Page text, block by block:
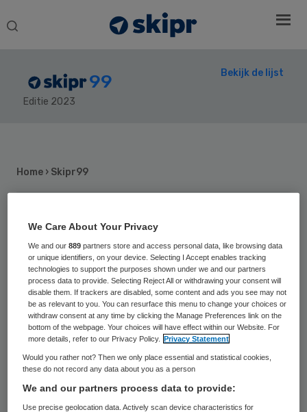
Search
99
Editie 2023
Bekijk de lijst
Home › Skipr99
Guy Buck
Guy Buck (1963) is voorzitter van de raad
van bestuur van zorgorganisatie Aafje in
Rotterdam.
Buck is tevens lid van het bestuur van
PGGM&CO, lid governance-commissie
Sidebar
We Care About Your Privacy
We and our889 partners store and access personal data, like browsing data
or unique identifiers, on your device. Selecting I Accept enables tracking
technologies to support the purposes shown under we and our partners
process data to provide. Selecting Reject All or withdrawing your consent will
disable them. If trackers are disabled, some content and ads you see may not
be as relevant to you. You can resurface this menu to change your choices or
withdraw consent at any time by clicking the Manage Preferences link on the
bottom of the webpage. Your choices will have effect within our Website. For
more details, refer to our Privacy Policy.
Privacy Statement
Would you rather not? Then we only place essential and statistical cookies,
these do not record any data about you as a person
We and our partners process data to provide:
Use precise geolocation data. Actively scan device characteristics for